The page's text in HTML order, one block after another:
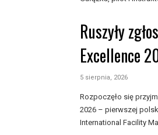
Ruszyły
Excellence
5 sierpnia, 2026
Rozpoczęło się
2026 – pierwszej
International Facility